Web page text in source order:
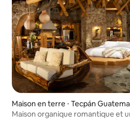
Maison en terre ⋅ Tecpán
Maison organique romantique et